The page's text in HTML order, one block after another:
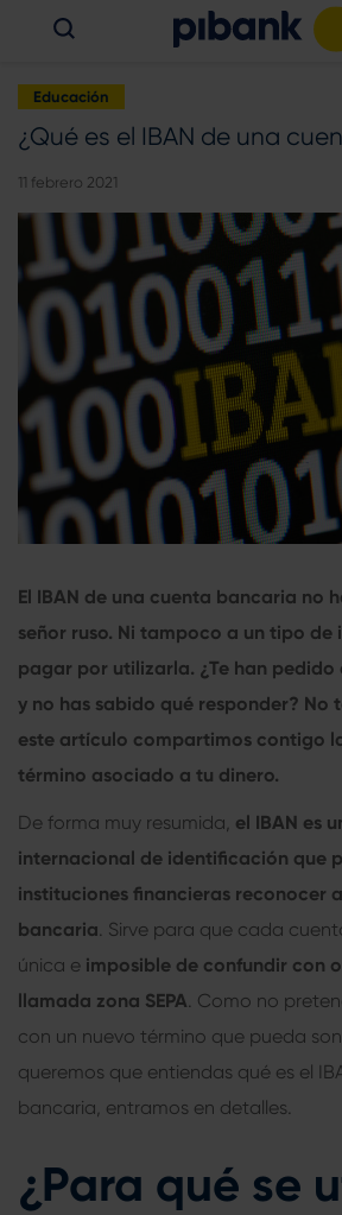
Educación
¿Qué es el IBAN de una
11 febrero 2021
El IBAN de una cuenta bancaria no
señor ruso. Ni tampoco a un tipo de
pagar por utilizarla. ¿Te han pedido
y no has sabido qué responder? No
este artículo compartimos contigo
término asociado a tu dinero.
De forma muy resumida, el IBAN es
internacional de identificación que
instituciones financieras reconocer
bancaria . Sirve para que cada
única e imposible de confundir con
llamada zona SEPA . Como no
con un nuevo término que pueda
queremos que entiendas qué es el
bancaria , entramos en detalles.
¿Para qué se